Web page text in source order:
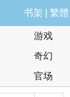
书架 繁體
游戏
奇幻
官场